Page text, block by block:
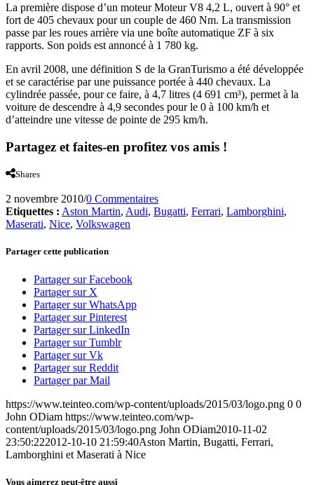
La première dispose d’un moteur Moteur V8 4,2 L, ouvert à 90° et
fort de 405 chevaux pour un couple de 460 Nm. La transmission
passe par les roues arrière via une boîte automatique ZF à six
rapports. Son poids est annoncé à 1 780 kg.
En avril 2008, une définition S de la GranTurismo a été développée
et se caractérise par une puissance portée à 440 chevaux. La
cylindrée passée, pour ce faire, à 4,7 litres (4 691 cm³), permet à la
voiture de descendre à 4,9 secondes pour le 0 à 100 km/h et
d’atteindre une vitesse de pointe de 295 km/h.
Partagez et faites-en profitez vos amis !
Shares
2 novembre 2010/0 Commentaires
Etiquettes : Aston Martin, Audi, Bugatti, Ferrari, Lamborghini,
Maserati, Nice, Volkswagen
Partager cette publication
Partager sur Facebook
Partager sur X
Partager sur WhatsApp
Partager sur Pinterest
Partager sur LinkedIn
Partager sur Tumblr
Partager sur Vk
Partager sur Reddit
Partager par Mail
https://www.teinteo.com/wp-content/uploads/2015/03/logo.png 0 0
John ODiam https://www.teinteo.com/wp-
content/uploads/2015/03/logo.png John ODiam2010-11-02
23:50:222012-10-10 21:59:40Aston Martin, Bugatti, Ferrari,
Lamborghini et Maserati à Nice
Vous aimerez peut-être aussi